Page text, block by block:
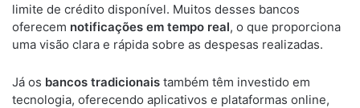
limite de crédito disponível. Muitos desses bancos
oferecem notificações em tempo real, o que proporciona
uma visão clara e rápida sobre as despesas realizadas.
Já os bancos tradicionais também têm investido em
tecnologia, oferecendo aplicativos e plataformas online,